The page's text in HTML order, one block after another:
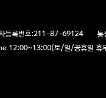
등록번호:211-87-69124 통
12:00~13:00(토/일/공휴일 휴